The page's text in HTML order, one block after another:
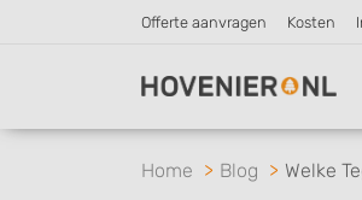
Offerte aanvragen Kosten
Home Blog Welke